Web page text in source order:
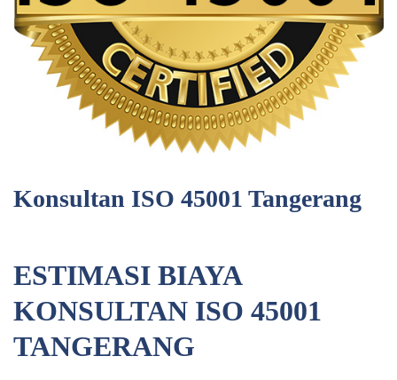
Konsultan ISO 45001 Tangerang
ESTIMASI BIAYA
KONSULTAN ISO 45001
TANGERANG